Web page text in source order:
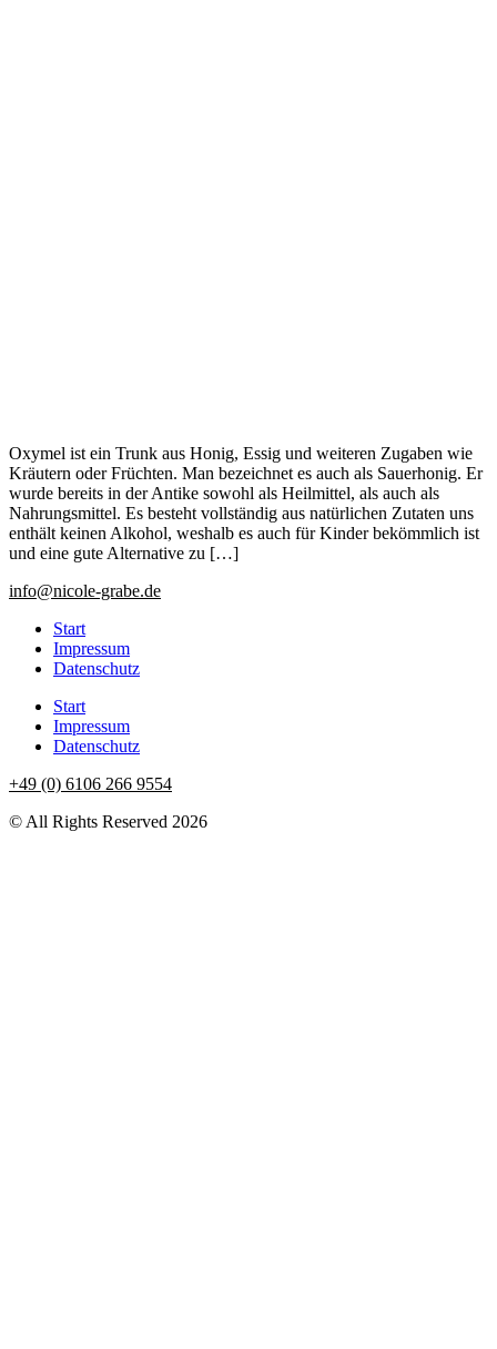
Oxymel ist ein Trunk aus Honig, Essig und weiteren Zugaben wie
Kräutern oder Früchten. Man bezeichnet es auch als Sauerhonig. Er
wurde bereits in der Antike sowohl als Heilmittel, als auch als
Nahrungsmittel. Es besteht vollständig aus natürlichen Zutaten uns
enthält keinen Alkohol, weshalb es auch für Kinder bekömmlich ist
und eine gute Alternative zu […]
info@nicole-grabe.de
Start
Impressum
Datenschutz
Start
Impressum
Datenschutz
+49 (0) 6106 266 9554
© All Rights Reserved 2026